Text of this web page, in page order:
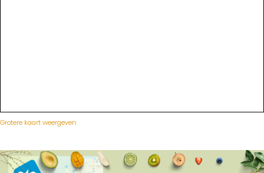
Grotere kaart weergeven